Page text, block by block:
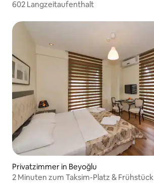
602 Langzeitaufenthalt
Privatzimmer in Beyoğlu
2 Minuten zum Taksim-Platz & Frühstück